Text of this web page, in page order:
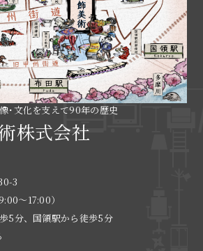
･文化を支えて90年の歴史
株式会社
3
〜17:00）
5分、国領駅から徒歩5分